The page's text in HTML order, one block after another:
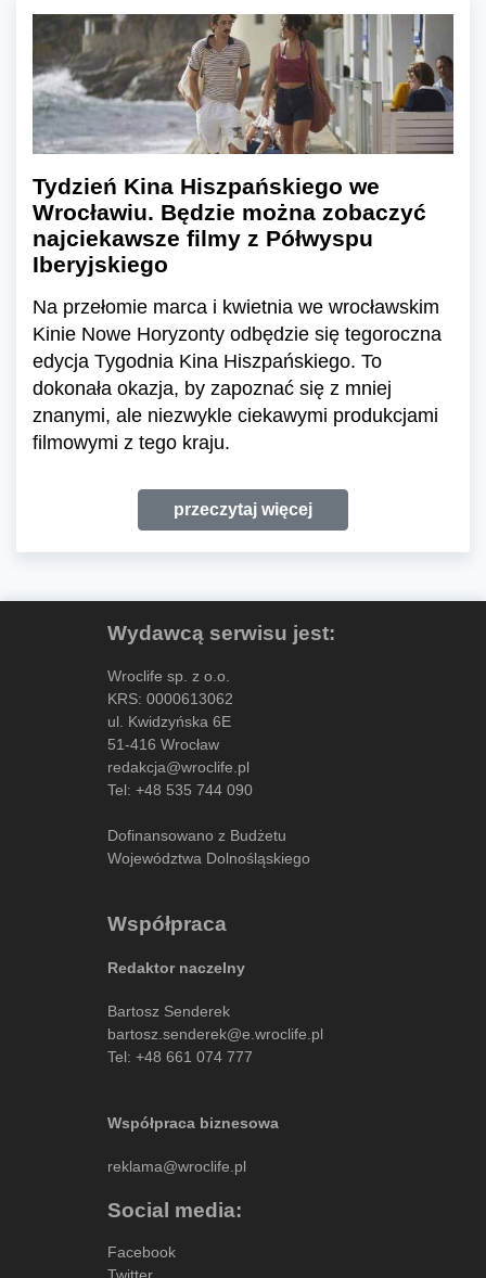
Tydzień Kina Hiszpańskiego we
Wrocławiu. Będzie można zobaczyć
najciekawsze filmy z Półwyspu
Iberyjskiego
Na przełomie marca i kwietnia we wrocławskim
Kinie Nowe Horyzonty odbędzie się tegoroczna
edycja Tygodnia Kina Hiszpańskiego. To
dokonała okazja, by zapoznać się z mniej
znanymi, ale niezwykle ciekawymi produkcjami
filmowymi z tego kraju.
przeczytaj więcej
Wydawcą serwisu jest:
Wroclife sp. z o.o.
KRS: 0000613062
ul. Kwidzyńska 6E
51-416 Wrocław
redakcja@wroclife.pl
Tel: +48 535 744 090
Dofinansowano z Budżetu
Województwa Dolnośląskiego
Współpraca
Redaktor naczelny
Bartosz Senderek
bartosz.senderek@e.wroclife.pl
Tel: +48 661 074 777
Współpraca biznesowa
reklama@wroclife.pl
Social media:
Facebook